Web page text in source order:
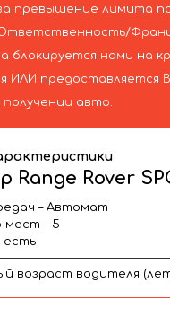
превышение лимита
Ответственность/
блокируется нами на
ИЛИ предоставляется
авто.
Range Rover
– Автомат
мест – 5
есть
возраст водителя